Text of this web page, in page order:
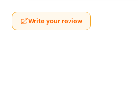
Write your review